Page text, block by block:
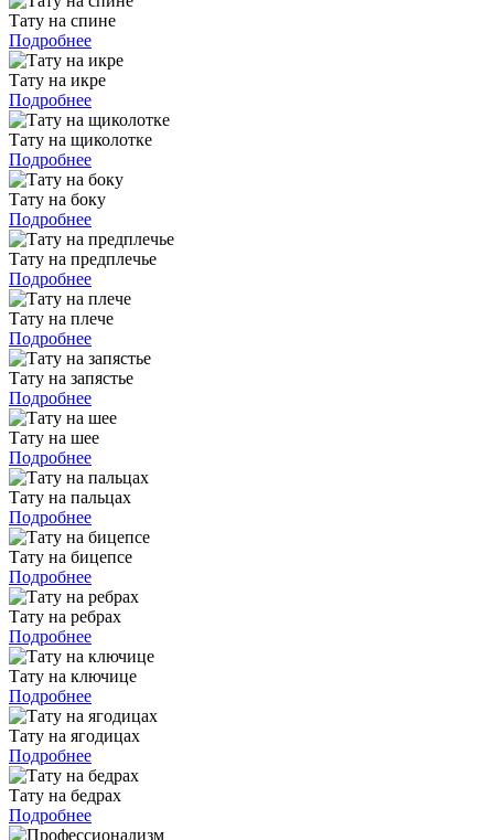
Тату на спине
Подробнее
Тату на икре
Подробнее
Тату на щиколотке
Подробнее
Тату на боку
Подробнее
Тату на предплечье
Подробнее
Тату на плече
Подробнее
Тату на запястье
Подробнее
Тату на шее
Подробнее
Тату на пальцах
Подробнее
Тату на бицепсе
Подробнее
Тату на ребрах
Подробнее
Тату на ключице
Подробнее
Тату на ягодицах
Подробнее
Тату на бедрах
Подробнее